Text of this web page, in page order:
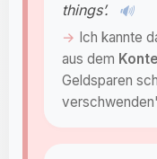
things’.
🔊
Ich kannte
aus dem
Geldsparen